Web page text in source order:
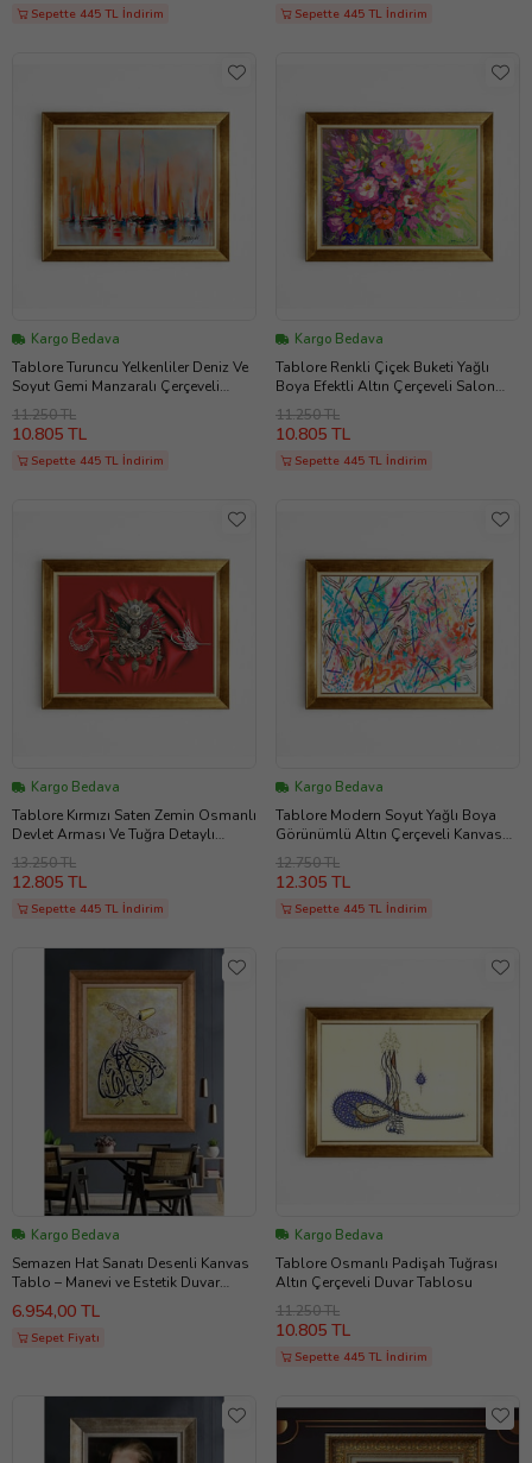
Sepette 445 TL İndirim Sepette 445 TL İndirim
Kargo Bedava
Tablore Turuncu Yelkenliler Deniz Ve
Soyut Gemi Manzaralı Çerçeveli
Modern Salon Duvar Tablosu
11.250 TL
10.805 TL
Sepette 445 TL İndirim
Kargo Bedava
Tablore Renkli Çiçek Buketi Yağlı
Boya Efektli Altın Çerçeveli Salon
Tablosu
11.250 TL
10.805 TL
Sepette 445 TL İndirim
Kargo Bedava
Tablore Kırmızı Saten Zemin Osmanlı
Devlet Arması Ve Tuğra Detaylı
Çerçeveli Ofis Tablosu
13.250 TL
12.805 TL
Sepette 445 TL İndirim
Kargo Bedava
Tablore Modern Soyut Yağlı Boya
Görünümlü Altın Çerçeveli Kanvas
Tablo Salon Oturma Odası Duvar
Dekorasyonu
12.750 TL
12.305 TL
Sepette 445 TL İndirim
Kargo Bedava
Semazen Hat Sanatı Desenli Kanvas
Tablo – Manevi ve Estetik Duvar
Dekoru
6.954,00 TL
Sepet Fiyatı
Kargo Bedava
Tablore Osmanlı Padişah Tuğrası
Altın Çerçeveli Duvar Tablosu
11.250 TL
10.805 TL
Sepette 445 TL İndirim